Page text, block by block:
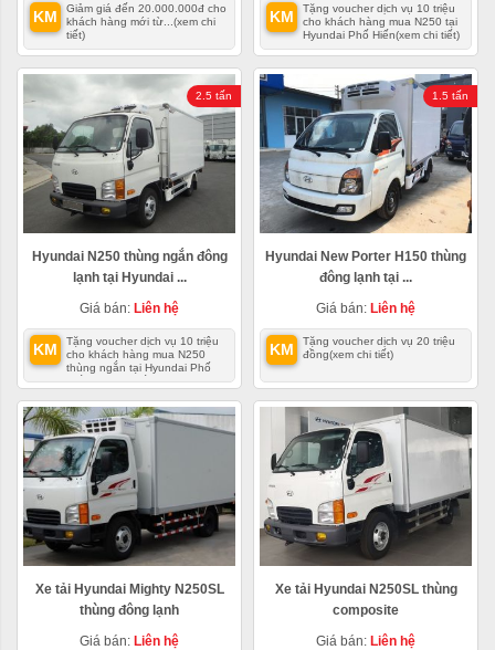
KM
Giảm giá đến 20.000.000đ cho
khách hàng mới từ... (xem chi
tiết)
KM
Tặng voucher dịch vụ 10 triệu
cho khách hàng mua N250 tại
Hyundai Phố Hiến(xem chi tiết)
2.5 tấn
Hyundai N250 thùng ngắn đông
lạnh tại Hyundai ...
Giá bán: Liên hệ
KM
Tặng voucher dịch vụ 10 triệu
cho khách hàng mua N250
thùng ngắn tại Hyundai Phố
Hiến(xem chi tiết)
1.5 tấn
Hyundai New Porter H150 thùng
đông lạnh tại ...
Giá bán: Liên hệ
KM
Tặng voucher dịch vụ 20 triệu
đồng(xem chi tiết)
Xe tải Hyundai Mighty N250SL
thùng đông lạnh
Giá bán: Liên hệ
Xe tải Hyundai N250SL thùng
composite
Giá bán: Liên hệ